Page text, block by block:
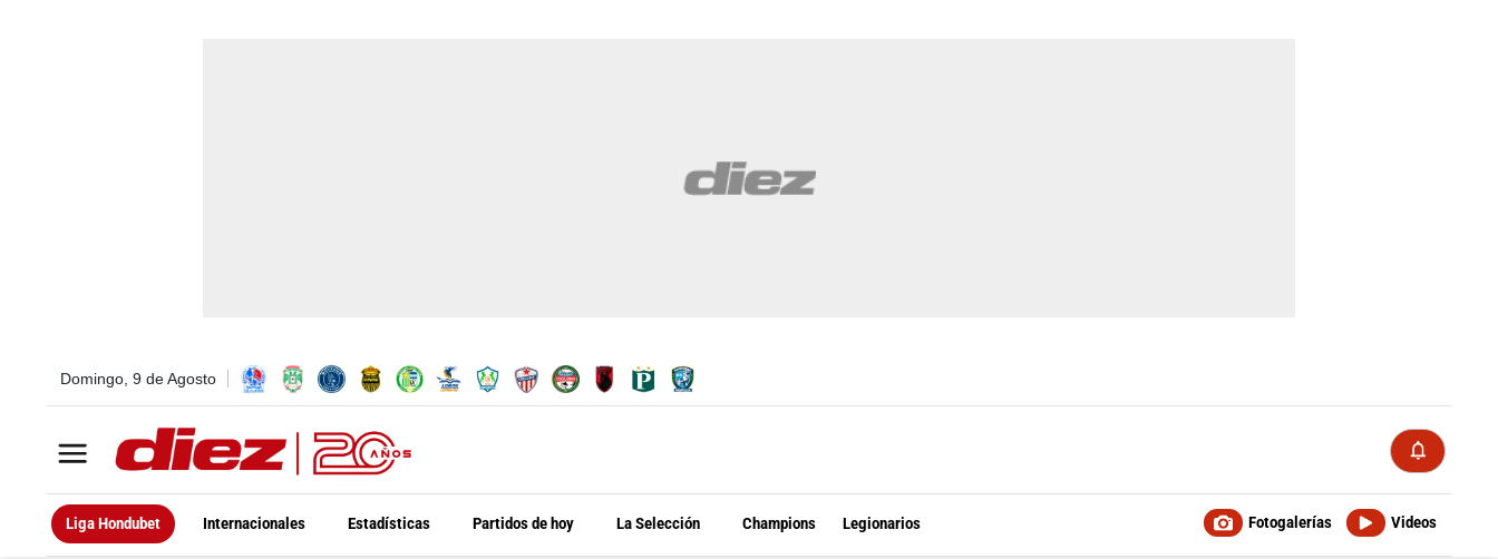
Domingo, 9 de Agosto
Liga Hondubet Internacionales Estadísticas Partidos de hoy La Selección Champions Legionarios Videos
Fotogalerías